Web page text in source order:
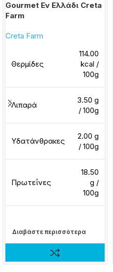
Gourmet Εν Ελλάδι Creta
Farm
Creta Farm
Θερμίδες
114.00
kcal /
100g
Λιπαρά
3.50 g
/ 100g
Υδατάνθρακες
2.00 g
/ 100g
Πρωτεΐνες
18.50
g /
100g
Διαβάστε περισσότερα